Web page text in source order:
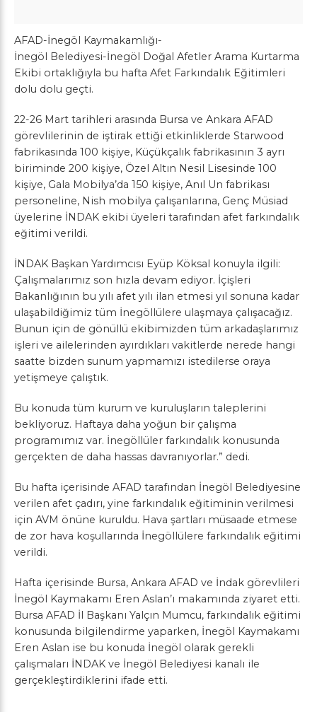
AFAD-İnegöl Kaymakamlığı-
İnegöl Belediyesi-İnegöl Doğal Afetler Arama Kurtarma
Ekibi ortaklığıyla bu hafta Afet Farkındalık Eğitimleri
dolu dolu geçti.
22-26 Mart tarihleri arasında Bursa ve Ankara AFAD
görevlilerinin de iştirak ettiği etkinliklerde Starwood
fabrikasında 100 kişiye, Küçükçalık fabrikasının 3 ayrı
biriminde 200 kişiye, Özel Altın Nesil Lisesinde 100
kişiye, Gala Mobilya’da 150 kişiye, Anıl Un fabrikası
personeline, Nish mobilya çalışanlarına, Genç Müsiad
üyelerine İNDAK ekibi üyeleri tarafından afet farkındalık
eğitimi verildi.
İNDAK Başkan Yardımcısı Eyüp Köksal konuyla ilgili:
Çalışmalarımız son hızla devam ediyor. İçişleri
Bakanlığının bu yılı afet yılı ilan etmesi yıl sonuna kadar
ulaşabildiğimiz tüm İnegöllülere ulaşmaya çalışacağız.
Bunun için de gönüllü ekibimizden tüm arkadaşlarımız
işleri ve ailelerinden ayırdıkları vakitlerde nerede hangi
saatte bizden sunum yapmamızı istedilerse oraya
yetişmeye çalıştık.
Bu konuda tüm kurum ve kuruluşların taleplerini
bekliyoruz. Haftaya daha yoğun bir çalışma
programımız var. İnegöllüler farkındalık konusunda
gerçekten de daha hassas davranıyorlar.” dedi.
Bu hafta içerisinde AFAD tarafından İnegöl Belediyesine
verilen afet çadırı, yine farkındalık eğitiminin verilmesi
için AVM önüne kuruldu. Hava şartları müsaade etmese
de zor hava koşullarında İnegöllülere farkındalık eğitimi
verildi.
Hafta içerisinde Bursa, Ankara AFAD ve İndak görevlileri
İnegöl Kaymakamı Eren Aslan’ı makamında ziyaret etti.
Bursa AFAD İl Başkanı Yalçın Mumcu, farkındalık eğitimi
konusunda bilgilendirme yaparken, İnegöl Kaymakamı
Eren Aslan ise bu konuda İnegöl olarak gerekli
çalışmaları İNDAK ve İnegöl Belediyesi kanalı ile
gerçekleştirdiklerini ifade etti.